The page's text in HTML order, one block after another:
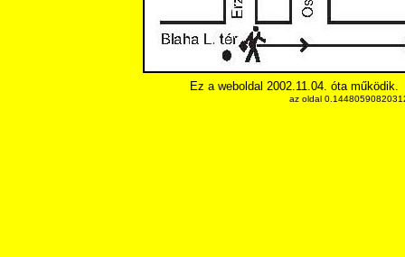
Ez a weboldal 2002.11.04. óta működik.
az oldal